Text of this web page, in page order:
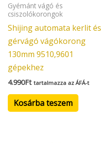
Gyémánt vágó és
csiszolókorongok
Shijing automata kerlit és
gérvágó vágókorong
130mm 9510,9601
gépekhez
4.990Ft tartalmazza az ÁFÁ-t
Kosárba teszem